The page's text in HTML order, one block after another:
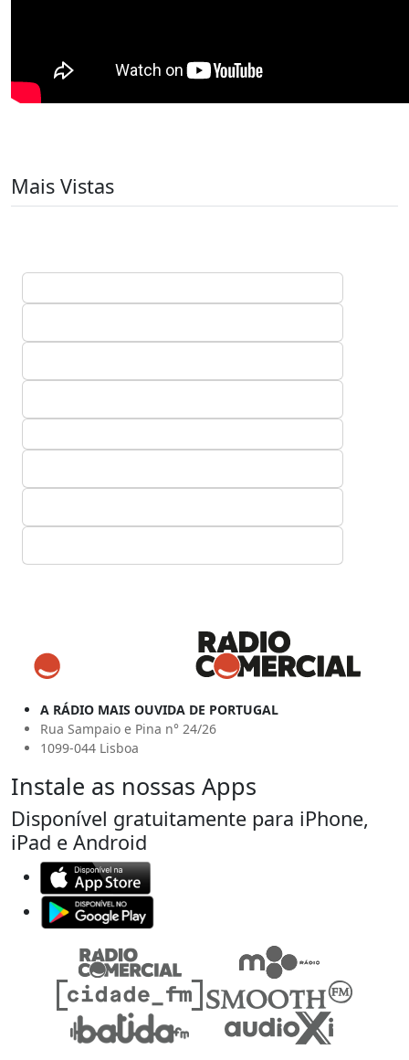
Mais Vistas
A RÁDIO MAIS OUVIDA DE PORTUGAL
Rua Sampaio e Pina n° 24/26
1099-044 Lisboa
Instale as nossas Apps
Disponível gratuitamente para iPhone,
iPad e Android